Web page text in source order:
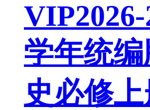
VIP
学年统
史必修